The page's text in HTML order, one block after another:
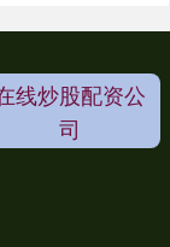
线炒股配资公
司